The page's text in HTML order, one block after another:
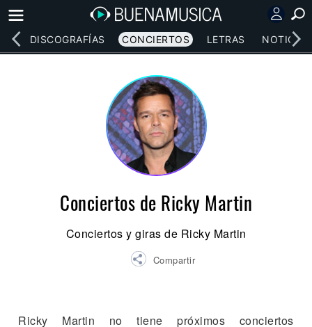
DISCOGRAFÍAS CONCIERTOS LETRAS NOTICIAS
Conciertos de Ricky Martin
Conciertos y giras de Ricky Martin
Compartir
Ricky Martin no tiene próximos conciertos